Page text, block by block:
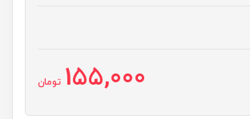
155,000 تومان